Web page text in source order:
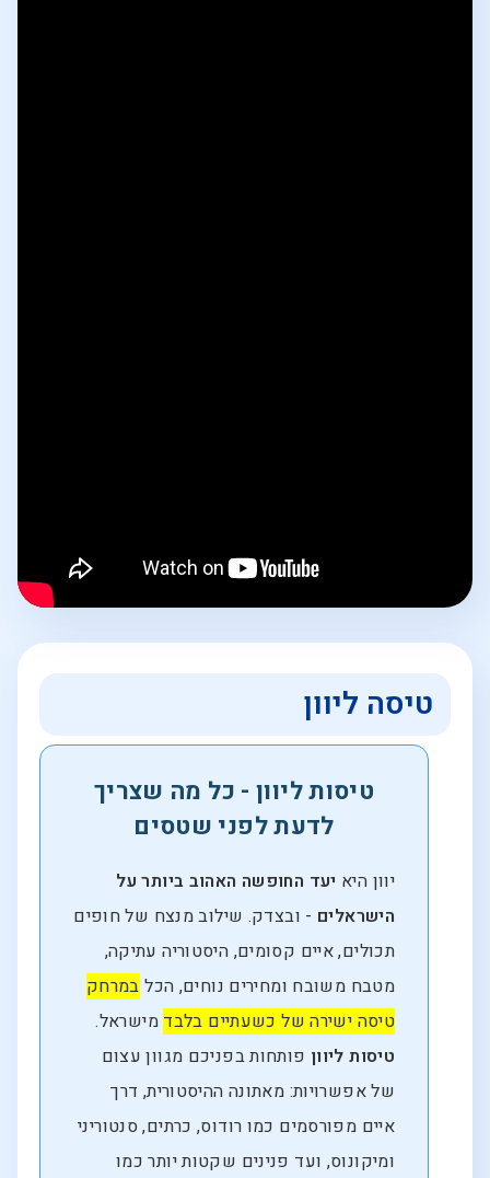
טיסה ליוון
טיסות ליוון - כל מה שצריך
לדעת לפני שטסים
יוון היא יעד החופשה האהוב ביותר על
הישראלים - ובצדק. שילוב מנצח של חופים
תכולים, איים קסומים, היסטוריה עתיקה,
מטבח משובח ומחירים נוחים, הכל במרחק
טיסה ישירה של כשעתיים בלבד מישראל.
טיסות ליוון פותחות בפניכם מגוון עצום
של אפשרויות: מאתונה ההיסטורית, דרך
איים מפורסמים כמו רודוס, כרתים, סנטוריני
ומיקונוס, ועד פנינים שקטות יותר כמו